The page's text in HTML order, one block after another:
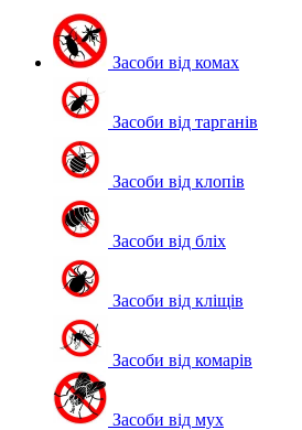
Засоби від комах
Засоби від тарганів
Засоби від клопів
Засоби від бліх
Засоби від кліщів
Засоби від комарів
Засоби від мух